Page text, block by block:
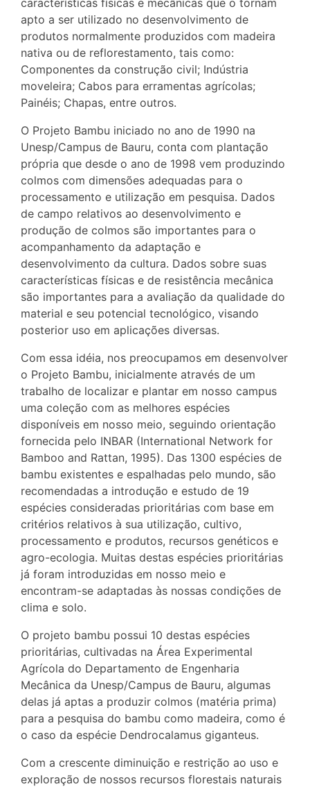
características físicas e mecânicas que o tornam
apto a ser utilizado no desenvolvimento de
produtos normalmente produzidos com madeira
nativa ou de reflorestamento, tais como:
Componentes da construção civil; Indústria
moveleira; Cabos para erramentas agrícolas;
Painéis; Chapas, entre outros.
O Projeto Bambu iniciado no ano de 1990 na
Unesp/Campus de Bauru, conta com plantação
própria que desde o ano de 1998 vem produzindo
colmos com dimensões adequadas para o
processamento e utilização em pesquisa. Dados
de campo relativos ao desenvolvimento e
produção de colmos são importantes para o
acompanhamento da adaptação e
desenvolvimento da cultura. Dados sobre suas
características físicas e de resistência mecânica
são importantes para a avaliação da qualidade do
material e seu potencial tecnológico, visando
posterior uso em aplicações diversas.
Com essa idéia, nos preocupamos em desenvolver
o Projeto Bambu, inicialmente através de um
trabalho de localizar e plantar em nosso campus
uma coleção com as melhores espécies
disponíveis em nosso meio, seguindo orientação
fornecida pelo INBAR (International Network for
Bamboo and Rattan, 1995). Das 1300 espécies de
bambu existentes e espalhadas pelo mundo, são
recomendadas a introdução e estudo de 19
espécies consideradas prioritárias com base em
critérios relativos à sua utilização, cultivo,
processamento e produtos, recursos genéticos e
agro-ecologia. Muitas destas espécies prioritárias
já foram introduzidas em nosso meio e
encontram-se adaptadas às nossas condições de
clima e solo.
O projeto bambu possui 10 destas espécies
prioritárias, cultivadas na Área Experimental
Agrícola do Departamento de Engenharia
Mecânica da Unesp/Campus de Bauru, algumas
delas já aptas a produzir colmos (matéria prima)
para a pesquisa do bambu como madeira, como é
o caso da espécie Dendrocalamus giganteus.
Com a crescente diminuição e restrição ao uso e
exploração de nossos recursos florestais naturais